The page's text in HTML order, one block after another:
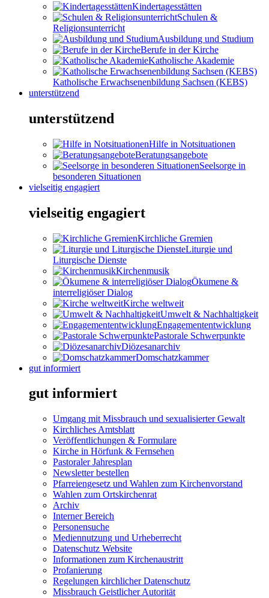
Kindertagesstätten
Schulen &
Religionsunterricht
Ausbildung und Studium
Berufe in der Kirche
Katholische Akademie
Katholische Erwachsenenbildung Sachsen (KEBS)
unterstützend
unterstützend
Hilfe in Notsituationen
Beratungsangebote
Seelsorge in
besonderen Situationen
vielseitig engagiert
vielseitig engagiert
Kirchliche Gremien
Liturgie und
Liturgische Dienste
Kirchenmusik
Ökumene &
interreligiöser Dialog
Kirche weltweit
Umwelt & Nachhaltigkeit
Engagemententwicklung
Pastorale Schwerpunkte
Diözesanarchiv
Domschatzkammer
gut informiert
gut informiert
Umgang mit Missbrauch und sexualisierter Gewalt
Kirchliches Amtsblatt
Veröffentlichungen & Formulare
Kirche in Hörfunk & Fernsehen
Pastoraler Jahresplan
Newsletter bestellen
Pfarreiengesetz und Wahlen zum Kirchenvorstand
Wahlen zum Ortskirchenrat
Archiv
Interner Bereich
Personensuche
Mediennutzung und Urheberrecht
Datenschutz Website
Informationen zum Kirchenaustritt
Profanierung
Regelungen kirchlicher Datenschutz
Missbrauch Geistlicher Autorität